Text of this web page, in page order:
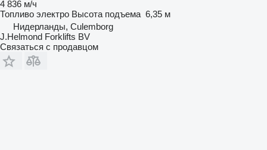
4 836 м/ч
Топливо электро Высота подъема 6,35 м
Нидерланды, Culemborg
J.Helmond Forklifts BV
Связаться с продавцом